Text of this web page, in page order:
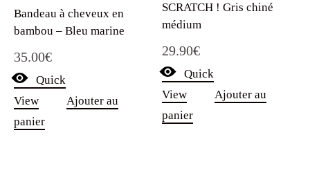
Bandeau à cheveux en
bambou – Bleu marine
35.00€
Quick
View
Ajouter au
panier
SCRATCH ! Gris chiné
médium
29.90€
Quick
View
Ajouter au
panier